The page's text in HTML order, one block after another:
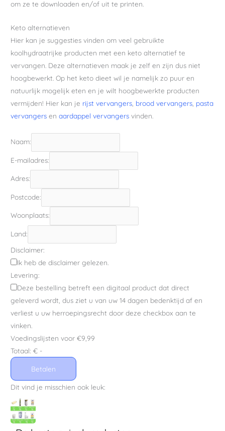
om ze te downloaden en/of uit te printen.
Keto alternatieven
Hier kan je suggesties vinden om veel gebruikte
koolhydraatrijke producten met een keto alternatief te
vervangen. Deze alternatieven maak je zelf en zijn dus niet
hoogbewerkt. Op het keto dieet wil je namelijk zo puur en
natuurlijk mogelijk eten en je wilt hoogbewerkte producten
vermijden! Hier kan je rijst vervangers brood vervangers pasta
vervangers en aardappel vervangers vinden.
Naam:
E-mailadres:
Adres:
Postcode:
Woonplaats:
Land:
Disclaimer:
Ik heb de disclaimer gelezen.
Levering:
Deze bestelling betreft een digitaal product dat direct
geleverd wordt, dus ziet u van uw 14 dagen bedenktijd af en
verliest u uw herroepingsrecht door deze checkbox aan te
vinken.
Voedingslijsten voor €9,99
Totaal:€ -
Betalen
Dit vind je misschien ook leuk: